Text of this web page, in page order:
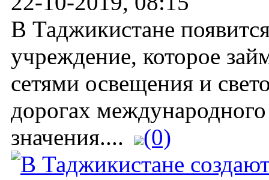
В Таджикистане
учреждение, которое
сетями освещения и
дорогах
значения....
(0)